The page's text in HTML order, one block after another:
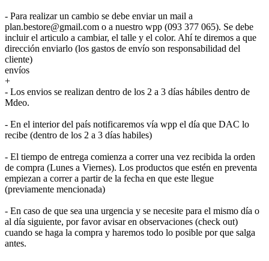
- Para realizar un cambio se debe enviar un mail a
plan.bestore@gmail.com o a nuestro wpp (093 377 065). Se debe
incluir el articulo a cambiar, el talle y el color. Ahí te diremos a que
dirección enviarlo (los gastos de envío son responsabilidad del
cliente)
envíos
+
- Los envios se realizan dentro de los 2 a 3 días hábiles dentro de
Mdeo.
- En el interior del país notificaremos vía wpp el día que DAC lo
recibe (dentro de los 2 a 3 días habiles)
- El tiempo de entrega comienza a correr una vez recibida la orden
de compra (Lunes a Viernes). Los productos que estén en preventa
empiezan a correr a partir de la fecha en que este llegue
(previamente mencionada)
- En caso de que sea una urgencia y se necesite para el mismo día o
al día siguiente, por favor avisar en observaciones (check out)
cuando se haga la compra y haremos todo lo posible por que salga
antes.